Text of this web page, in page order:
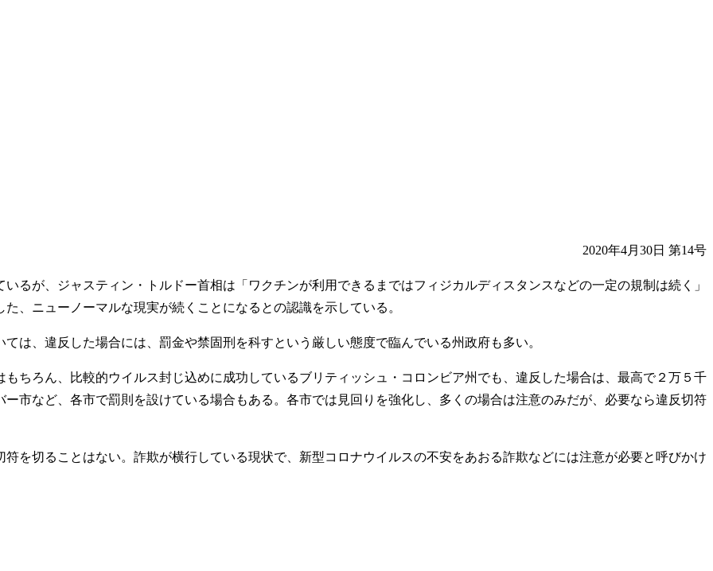
2020年4月30日 第14号
が、ジャスティン・トルドー首相は「ワクチンが利用できるまではフィジカルディスタンスなどの一定の規制は続く」
、ニューノーマルな現実が続くことになるとの認識を示している。
、違反した場合には、罰金や禁固刑を科すという厳しい態度で臨んでいる州政府も多い。
ろん、比較的ウイルス封じ込めに成功しているブリティッシュ・コロンビア州でも、違反した場合は、最高で２万５千
市など、各市で罰則を設けている場合もある。各市では見回りを強化し、多くの場合は注意のみだが、必要なら違反切符
切ることはない。詐欺が横行している現状で、新型コロナウイルスの不安をあおる詐欺などには注意が必要と呼びかけ